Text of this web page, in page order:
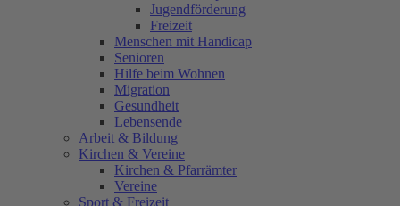
Jugendförderung
Freizeit
Menschen mit Handicap
Senioren
Hilfe beim Wohnen
Migration
Gesundheit
Lebensende
Arbeit & Bildung
Kirchen & Vereine
Kirchen & Pfarrämter
Vereine
Sport & Freizeit